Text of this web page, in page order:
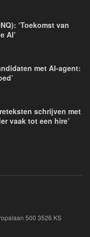
‘Toekomst van
AI’
met AI-agent:
schrijven met
vaak tot een hire’
500 3526 KS